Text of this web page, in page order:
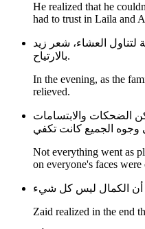
He realized that he
had to trust in Laila and
لتناول العشاء، شعر زيد
بالارتياح.
In the evening, as the
relieved.
الضحكات والابتسامات
Not everything went as
on everyone's faces were
Zaid realized in the end